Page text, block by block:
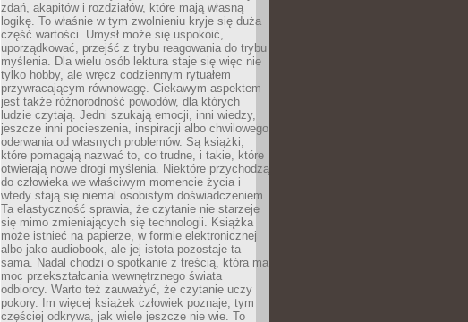
zdań, akapitów i rozdziałów, które mają własną
logikę. To właśnie w tym zwolnieniu kryje się duża
część wartości. Umysł może się uspokoić,
uporządkować, przejść z trybu reagowania do trybu
myślenia. Dla wielu osób lektura staje się więc nie
tylko hobby, ale wręcz codziennym rytuałem
przywracającym równowagę. Ciekawym aspektem
jest także różnorodność powodów, dla których
ludzie czytają. Jedni szukają emocji, inni wiedzy,
jeszcze inni pocieszenia, inspiracji albo chwilowego
oderwania od własnych problemów. Są książki,
które pomagają nazwać to, co trudne, i takie, które
otwierają nowe drogi myślenia. Niektóre przychodzą
do człowieka we właściwym momencie życia i
wtedy stają się niemal osobistym doświadczeniem.
Ta elastyczność sprawia, że czytanie nie starzeje
się mimo zmieniających się technologii. Książka
może istnieć na papierze, w formie elektronicznej
albo jako audiobook, ale jej istota pozostaje ta
sama. Nadal chodzi o spotkanie z treścią, która ma
moc przekształcania wewnętrznego świata
odbiorcy. Warto też zauważyć, że czytanie uczy
pokory. Im więcej książek człowiek poznaje, tym
częściej odkrywa, jak wiele jeszcze nie wie. To